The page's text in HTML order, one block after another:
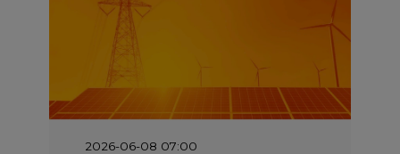
2026-06-08 07:00
taniej. Ciepłownictwo na ratunek